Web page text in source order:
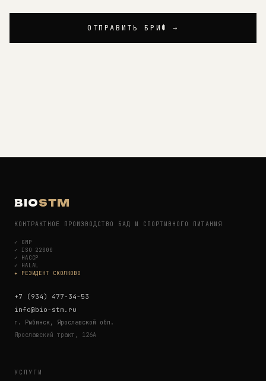
ОТПРАВИТЬ БРИФ →
BIOSTM
КОНТРАКТНОЕ ПРОИЗВОДСТВО БАД И СПОРТИВНОГО ПИТАНИЯ
✓ GMP
✓ ISO 22000
✓ HACCP
✓ HALAL
✦ РЕЗИДЕНТ СКОЛКОВО
+7 (934) 477-34-53
info@bio-stm.ru
г. Рыбинск, Ярославской обл.
Ярославский тракт, 126А
УСЛУГИ